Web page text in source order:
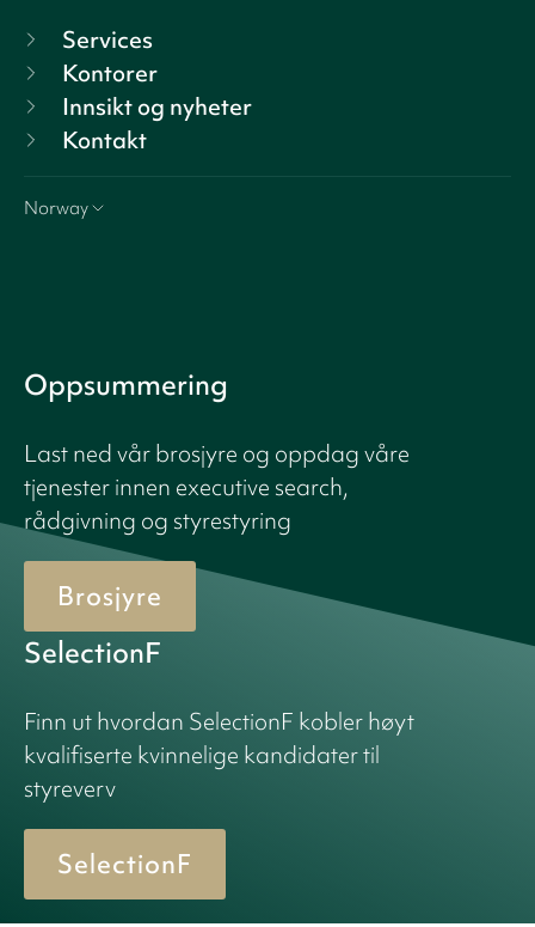
Services
Kontorer
Innsikt og nyheter
Kontakt
Norway
Oppsummering
Last ned vår brosjyre og oppdag våre
tjenester innen executive search,
rådgivning og styrestyring
Brosjyre
SelectionF
Finn ut hvordan SelectionF kobler høyt
kvalifiserte kvinnelige kandidater til
styreverv
SelectionF